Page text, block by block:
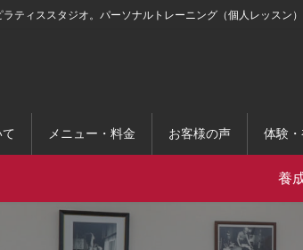
ティススタジオ。パーソナルトレーニング（個人レッスン
メニュー・料金 お客様の声 体験
養